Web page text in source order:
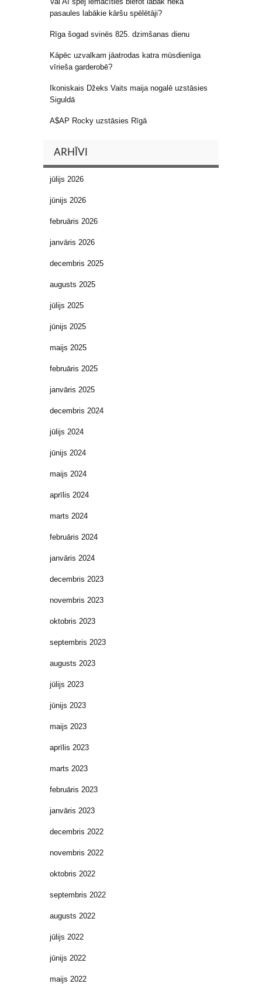
pasaules labākie kāršu spēlētāji?
Rīga šogad svinēs 825. dzimšanas dienu
Kāpēc uzvalkam jāatrodas katra mūsdienīga
vīrieša garderobē?
Ikoniskais Džeks Vaits maija nogalē uzstāsies
Siguldā
A$AP Rocky uzstāsies Rīgā
ARHĪVI
jūlijs 2026
jūnijs 2026
februāris 2026
janvāris 2026
decembris 2025
augusts 2025
jūlijs 2025
jūnijs 2025
maijs 2025
februāris 2025
janvāris 2025
decembris 2024
jūlijs 2024
jūnijs 2024
maijs 2024
aprīlis 2024
marts 2024
februāris 2024
janvāris 2024
decembris 2023
novembris 2023
oktobris 2023
septembris 2023
augusts 2023
jūlijs 2023
jūnijs 2023
maijs 2023
aprīlis 2023
marts 2023
februāris 2023
janvāris 2023
decembris 2022
novembris 2022
oktobris 2022
septembris 2022
augusts 2022
jūlijs 2022
jūnijs 2022
maijs 2022